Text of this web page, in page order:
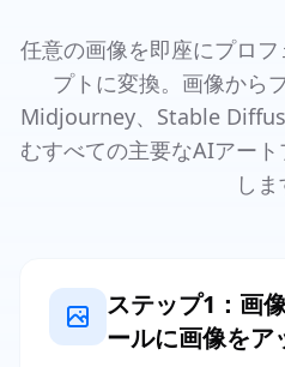
任意の画像を即座にプロ
プトに変換。画像から
Midjourney、Stable
むすべての主要なAIアー
しま
ステップ1：画
ールに画像をア